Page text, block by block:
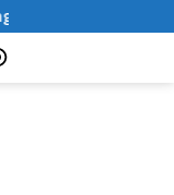
Polsek Labuapi dan